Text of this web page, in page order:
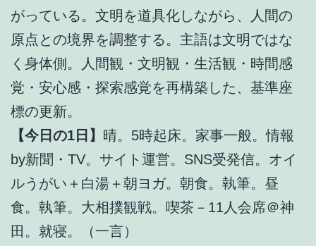
がっている。文明を道具化しながら、人間の
原点との境界を調整する。主語は文明ではな
く身体側。人間観・文明観・生活観・時間感
覚・安心感・探索感覚を再構築した、基準座
標の更新。
【今日の1日】 晴。5時起床。家事一般。情報
by新聞・TV。サイト運営。SNS受発信。オイ
ルうがい＋白湯＋朝ヨガ。朝食。執筆。昼
食。執筆。大相撲観戦。喫茶－11人会席＠神
田。就寝。（一言）